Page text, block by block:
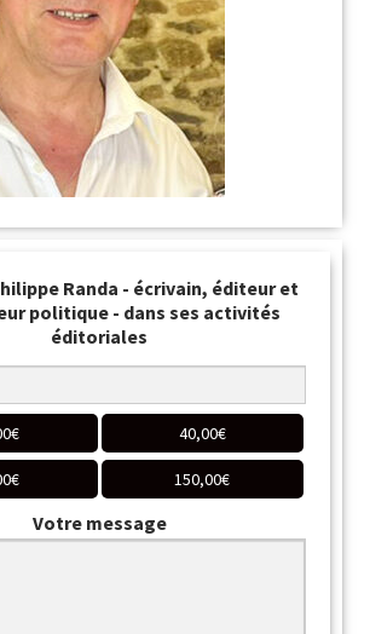
Randa - écrivain, éditeur et
politique - dans ses activités
éditoriales
€ 40,00€
€ 150,00€
Votre message